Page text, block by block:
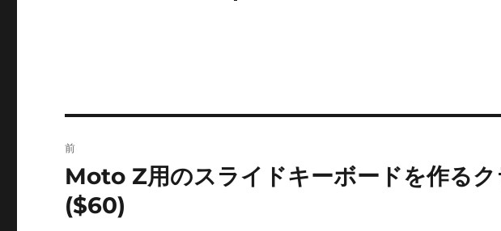
稿
ナ
前
前
の
投
Moto Z用のスライドキーボードを作る
($60)